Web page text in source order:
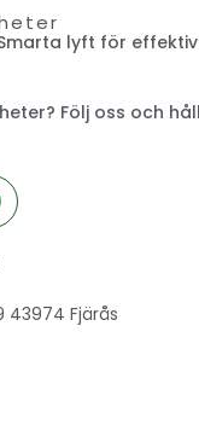
lyft för
Följ oss och
43974 Fjärås